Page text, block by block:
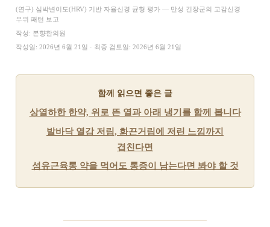
(연구) 심박변이도(HRV) 기반 자율신경 균형 평가 — 만성 긴장군의 교감신경
우위 패턴 보고
작성: 본향한의원
작성일: 2026년 6월 21일 · 최종 검토일: 2026년 6월 21일
함께 읽으면 좋은 글
상열하한 한약, 위로 뜬 열과 아래 냉기를 함께 봅니다
발바닥 열감 저림, 화끈거림에 저린 느낌까지
겹친다면
섬유근육통 약을 먹어도 통증이 남는다면 봐야 할 것